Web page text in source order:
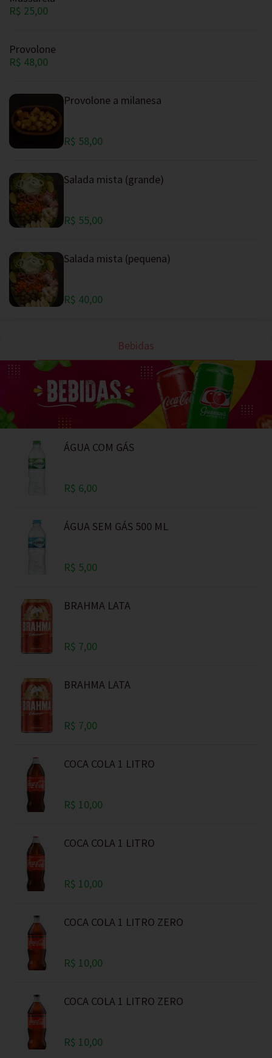
R$ 25,00
Provolone
R$ 48,00
Provolone a milanesa
R$ 58,00
Salada mista (grande)
R$ 55,00
Salada mista (pequena)
R$ 40,00
Bebidas
ÁGUA COM GÁS
R$ 6,00
ÁGUA SEM GÁS 500 ML
R$ 5,00
BRAHMA LATA
R$ 7,00
BRAHMA LATA
R$ 7,00
COCA COLA 1 LITRO
R$ 10,00
COCA COLA 1 LITRO
R$ 10,00
COCA COLA 1 LITRO ZERO
R$ 10,00
COCA COLA 1 LITRO ZERO
R$ 10,00